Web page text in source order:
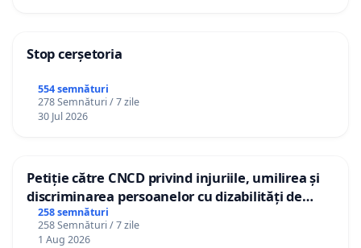
Stop cerșetoria
554 semnături
278 Semnături / 7 zile
30 Jul 2026
Petiție către CNCD privind injuriile, umilirea și
discriminarea persoanelor cu dizabilități de
către utilizatorul TikTok „Gorici”
258 semnături
258 Semnături / 7 zile
1 Aug 2026